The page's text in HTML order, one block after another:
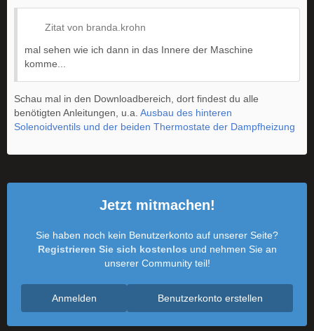
Zitat von branda.krohn
mal sehen wie ich dann in das Innere der Maschine
komme...
Schau mal in den Downloadbereich, dort findest du alle
benötigten Anleitungen, u.a. Ausbau des hinteren
Solenoidventils und der beiden Thermostate der Dampfheizung
Jetzt mitmachen!
Sie haben noch kein Benutzerkonto auf unserer Seite?
Registrieren Sie sich kostenlos und nehmen Sie an
unserer Community teil!
Benutzerkonto erstellen
Anmelden